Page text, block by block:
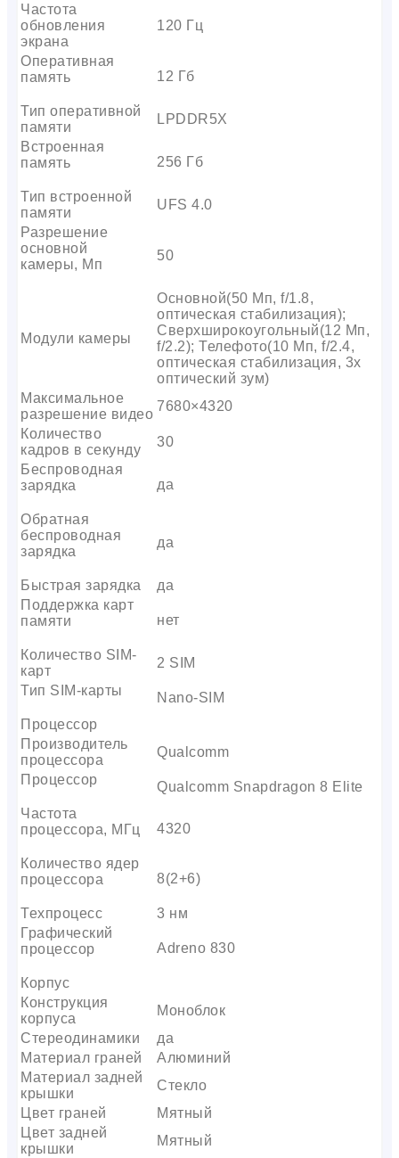
Частота
обновления
экрана
120 Гц
Оперативная
память
12 Гб
Тип оперативной
памяти
LPDDR5X
Встроенная
память
256 Гб
Тип встроенной
памяти
UFS 4.0
Разрешение
основной
камеры, Мп
50
Модули камеры
Основной(50 Мп, f/1.8,
оптическая стабилизация);
Сверхширокоугольный(12 Мп,
f/2.2); Телефото(10 Мп, f/2.4,
оптическая стабилизация, 3x
оптический зум)
Максимальное
разрешение видео
7680×4320
Количество
кадров в секунду
30
Беспроводная
зарядка
да
Обратная
беспроводная
зарядка
да
Быстрая зарядка
да
Поддержка карт
памяти
нет
Количество SIM-
карт
2 SIM
Тип SIM-карты
Nano-SIM
Процессор
Производитель
процессора
Qualcomm
Процессор
Qualcomm Snapdragon 8 Elite
Частота
процессора, МГц
4320
Количество ядер
процессора
8(2+6)
Техпроцесс
3 нм
Графический
процессор
Adreno 830
Корпус
Конструкция
корпуса
Моноблок
Стереодинамики
да
Материал граней
Алюминий
Материал задней
крышки
Стекло
Цвет граней
Мятный
Цвет задней
крышки
Мятный